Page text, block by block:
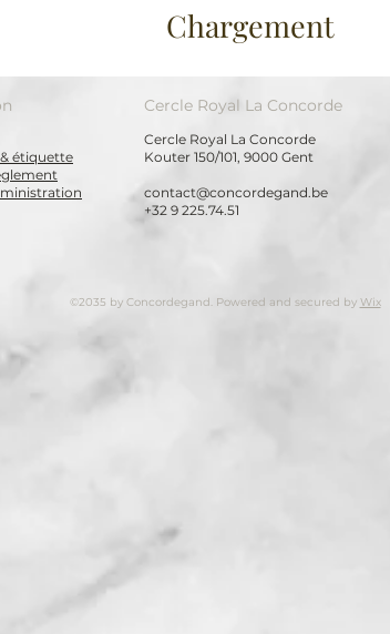
Chargement
Cercle Royal La Concorde
étiquette
Cercle Royal La Concorde
Kouter 150/101, 9000 Gent
contact@concordegand.be
+32 9 225.74.51
©2035 by Concordegand. Powered and secured by Wix